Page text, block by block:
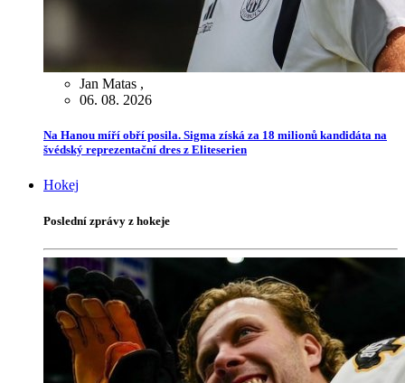
Jan Matas ,
06. 08. 2026
Na Hanou míří obří posila. Sigma získá za 18 milionů kandidáta na
švédský reprezentační dres z Eliteserien
Hokej
Poslední zprávy z hokeje